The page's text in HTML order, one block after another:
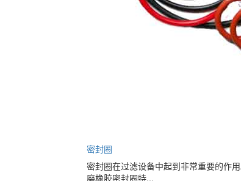
密封圈
密封圈在过滤设备中起到非常重要的作
磨橡胶密封圈特...